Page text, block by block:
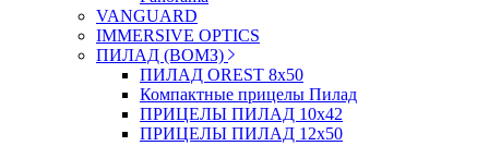
VANGUARD
IMMERSIVE OPTICS
ПИЛАД (ВОМЗ)
ПИЛАД OREST 8х50
Компактные прицелы Пилад
ПРИЦЕЛЫ ПИЛАД 10х42
ПРИЦЕЛЫ ПИЛАД 12х50